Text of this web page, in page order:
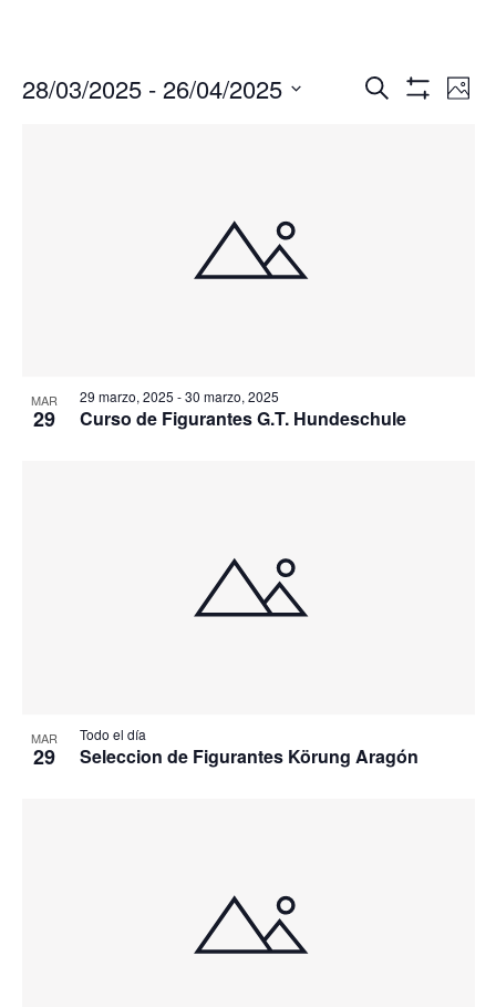
Buscar
de
Foto
28/03/2025 - 26/04/2025
MAR
29
29 marzo, 2025 -30 marzo, 2025
Curso de Figurantes G.T. Hundeschule
MAR
29
Todo el día
Seleccion de Figurantes Körung Aragón